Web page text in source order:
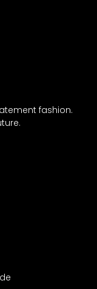
fashion.